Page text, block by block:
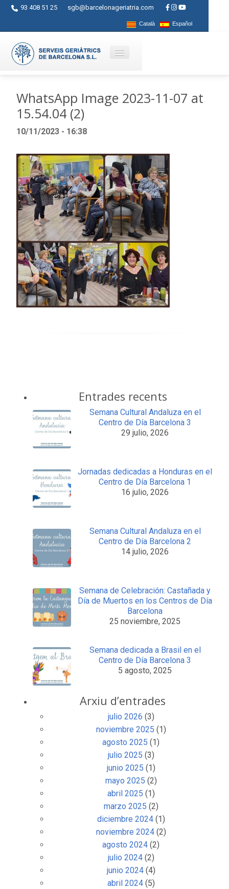
93 408 51 25 sgb@barcelonageriatria.com
Català Español
Servicios
Actividades
Centros
Ayudas
Contacto
Blog
WhatsApp Image 2023-11-07 at
15.54.04 (2)
10/11/2023 - 16:38
Entrades recents
Semana Cultural Andaluza en el
Centro de Día Barcelona 3
29 julio, 2026
Jornadas dedicadas a Honduras en el
Centro de Día Barcelona 1
16 julio, 2026
Semana Cultural Andaluza en el
Centro de Día Barcelona 2
14 julio, 2026
Semana de Celebración: Castañada y
Día de Muertos en los Centros de Día
Barcelona
25 noviembre, 2025
Semana dedicada a Brasil en el
Centro de Día Barcelona 3
5 agosto, 2025
Arxiu d’entrades
julio 2026 (3)
noviembre 2025 (1)
agosto 2025 (1)
julio 2025 (3)
junio 2025 (1)
mayo 2025 (2)
abril 2025 (1)
marzo 2025 (2)
diciembre 2024(1)
noviembre 2024(2)
agosto 2024 (2)
julio 2024(2)
junio 2024(4)
abril 2024(5)